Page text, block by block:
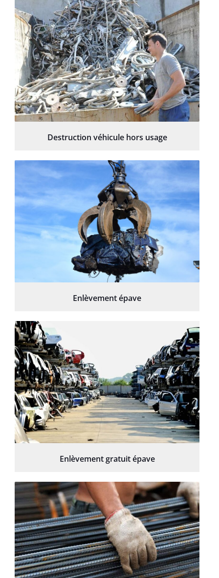
Destruction véhicule hors usage
Enlèvement épave
Enlèvement gratuit épave